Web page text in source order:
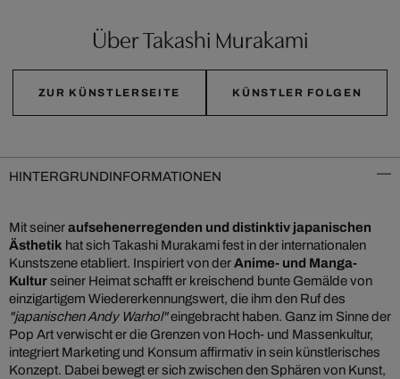
Über Takashi Murakami
ZUR KÜNSTLERSEITE KÜNSTLER FOLGEN
HINTERGRUNDINFORMATIONEN
Mit seineraufsehenerregenden und distinktiv japanischen
Ästhetik hat sich Takashi Murakami fest in der internationalen
Kunstszene etabliert. Inspiriert von derAnime- und Manga-
Kulturseiner Heimat schafft er kreischend bunte Gemälde von
einzigartigem Wiedererkennungswert, die ihm den Ruf des
"japanischen Andy Warhol"eingebracht haben. Ganz im Sinne der
Pop Art verwischt er die Grenzen von Hoch- und Massenkultur,
integriert Marketing und Konsum affirmativ in sein künstlerisches
Konzept. Dabei bewegt er sich zwischen den Sphären von Kunst,